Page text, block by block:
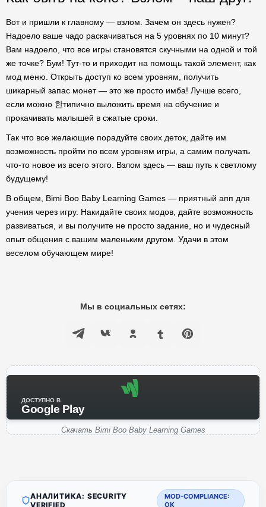
Вот и пришли к главному — взлом. Зачем он здесь нужен?
Надоело ваше чадо раскачиваться на 5 уровнях по 10 минут?
Вам надоело, что все игры становятся скучными на одной и той
же точке? Бум! Тут-то и приходит на помощь такой элемент, как
мод меню. Открыть доступ ко всем уровням, получить
шикарный запас монет — это же просто имба! Лучше всего,
если можно 한типично выложить время на обучение и
прокачивать малышей в сжатые сроки.
Так что все желающие порадуйте своих деток, дайте им
возможность пройти по всем уровням игры, а самим получать
что-то новое из всего этого. Взлом здесь — ваш путь к светлому
будущему!
В общем, Bimi Boo Baby Learning Games — приятный апп для
учения через игру. Накидайте своих модов, дайте возможность
развиваться, и вы получите не просто задание, но и чудесный
опыт общения с вашим маленьким другом. Удачи в этом
веселом обучающем мире!
Мы в социальных сетях:
ДОСТУПНО В
Google Play
Скачать Bimi Boo Baby Learning Games
АНАЛИТИКА: SECURITY
VERIFIED
MOD-COMPLIANCE:
OK